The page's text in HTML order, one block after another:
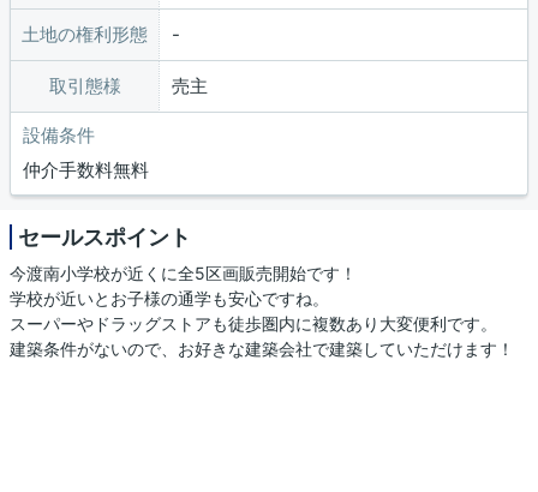
土地の権利形態
取引態様 売主
設備条件
仲介手数料無料
セールスポイント
今渡南小学校が近くに全5区画販売開始です！
学校が近いとお子様の通学も安心ですね。
スーパーやドラッグストアも徒歩圏内に複数あり大変便利です。
建築条件がないので、お好きな建築会社で建築していただけます！